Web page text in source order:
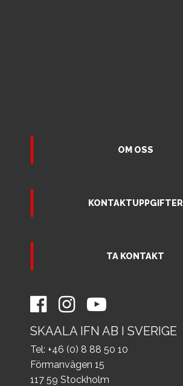
OM OSS
KONTAKTUPPGIFTER
TA KONTAKT
SKAALA IFN AB I SVERIGE
Tel: +46 (0) 8 88 50 10
Förmanvägen 15
117 59 Stockholm